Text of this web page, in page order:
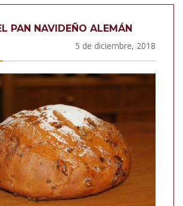
PAN NAVIDEÑO ALEMÁN
5 de diciembre, 2018